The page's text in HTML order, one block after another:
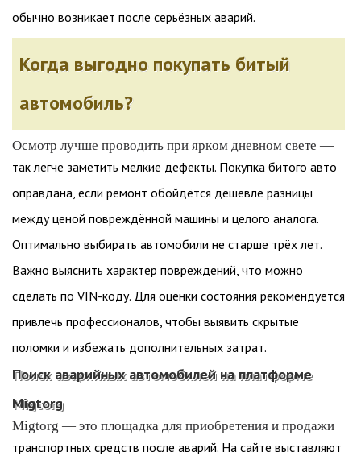
обычно возникает после серьёзных аварий.
Когда выгодно покупать битый
автомобиль?
Осмотр лучше проводить при ярком дневном свете —
так легче заметить мелкие дефекты. Покупка битого авто
оправдана, если ремонт обойдётся дешевле разницы
между ценой повреждённой машины и целого аналога.
Оптимально выбирать автомобили не старше трёх лет.
Важно выяснить характер повреждений, что можно
сделать по VIN-коду. Для оценки состояния рекомендуется
привлечь профессионалов, чтобы выявить скрытые
поломки и избежать дополнительных затрат.
Поиск аварийных автомобилей на платформе
Migtorg
Migtorg — это площадка для приобретения и продажи
транспортных средств после аварий. На сайте выставляют